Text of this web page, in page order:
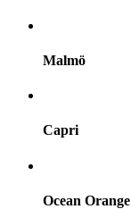
Malmö
Capri
Ocean Orange